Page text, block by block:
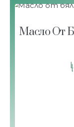
Масло От